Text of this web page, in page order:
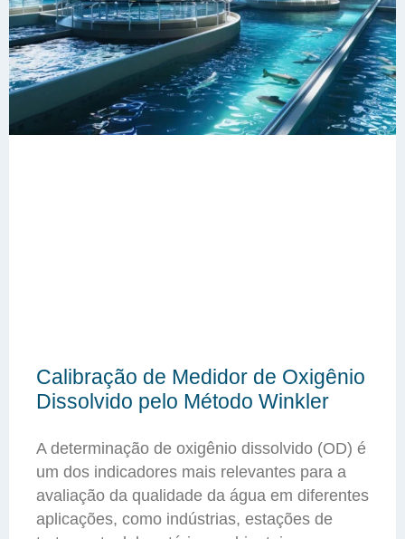
Calibração de Medidor de Oxigênio
Dissolvido pelo Método Winkler
A determinação de oxigênio dissolvido (OD) é
um dos indicadores mais relevantes para a
avaliação da qualidade da água em diferentes
aplicações, como indústrias, estações de